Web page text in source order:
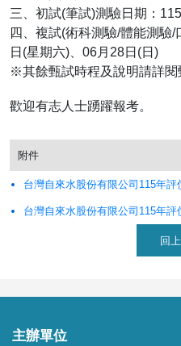
三、初試(筆試)測驗日期：
四、複試(術科測驗/體能測驗
日(星期六)、06月28日(日)
※其餘甄試時程及說明請詳閱
歡迎有志人士踴躍報考。
附件
台灣自來水股份有限公司115年
台灣自來水股份有限公司115年
回
主辦單位